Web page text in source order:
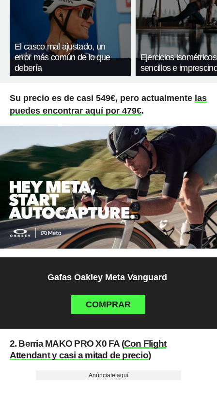
El casco mal ajustado, un
error más común de lo que
debería
Ejercicios
sencillos e
Su precio es de casi 549€, pero actualmente las
puedes encontrar aquí por 479€.
Gafas Oakley Meta Vanguard
COMPRAR
2. Berria MAKO PRO X0 FA (Con Flight
Attendant y casi a mitad de precio)
Anúnciate aquí